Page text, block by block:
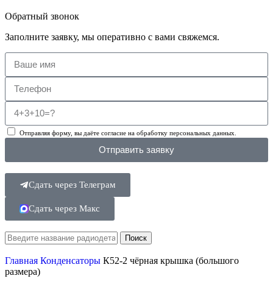
Обратный звонок
Заполните заявку, мы оперативно с вами свяжемся.
Отправляя форму, вы даёте согласие на обработку персональных данных.
Отправить заявку
Сдать через Телеграм
Сдать через Макс
Поиск
Главная Конденсаторы К52-2 чёрная крышка (большого
размера)